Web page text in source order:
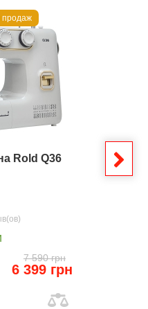
продаж
Rold Q36
7 590 грн
6 399 грн